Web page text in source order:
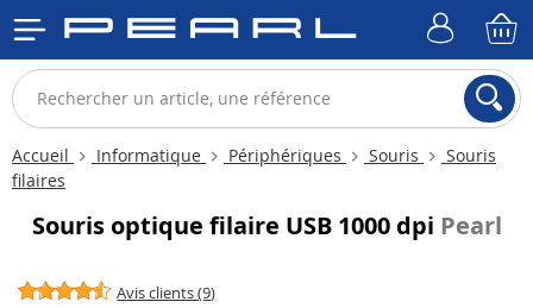
Accueil Informatique Périphériques Souris
Souris
filaires
Souris optique filaire USB 1000 dpi Pearl
Avis clients (9)